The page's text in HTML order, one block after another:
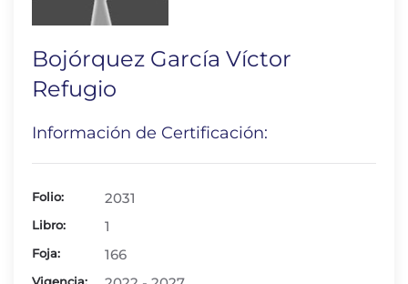
Bojórquez García Víctor
Refugio
Información de Certificación:
Folio: 2031
Libro: 1
Foja: 166